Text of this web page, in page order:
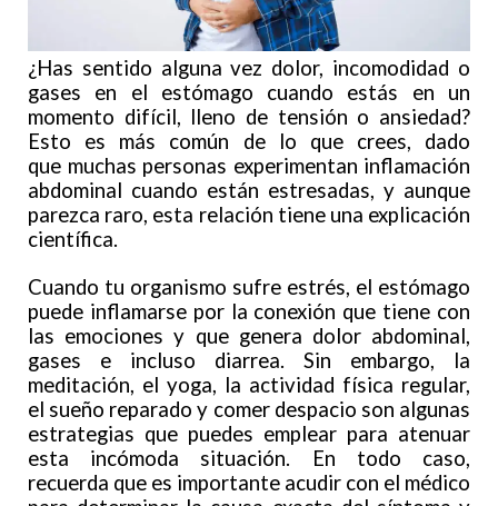
¿Has sentido alguna vez dolor, incomodidad o
gases en el estómago cuando estás en un
momento difícil, lleno de tensión o ansiedad?
Esto es más común de lo que crees, dado
que muchas personas experimentan inflamación
abdominal cuando están estresadas, y aunque
parezca raro, esta relación tiene una explicación
científica.
Cuando tu organismo sufre estrés, el estómago
puede inflamarse por la conexión que tiene con
las emociones y que genera dolor abdominal,
gases e incluso diarrea. Sin embargo, la
meditación, el yoga, la actividad física regular,
el sueño reparado y comer despacio son algunas
estrategias que puedes emplear para atenuar
esta incómoda situación. En todo caso,
recuerda que es importante acudir con el médico